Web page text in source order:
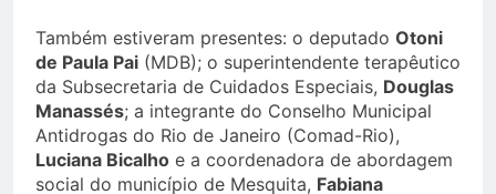
Também estiveram presentes: o deputado Otoni
de Paula Pai (MDB); o superintendente terapêutico
da Subsecretaria de Cuidados Especiais, Douglas
Manassés; a integrante do Conselho Municipal
Antidrogas do Rio de Janeiro (Comad-Rio),
Luciana Bicalho e a coordenadora de abordagem
social do município de Mesquita, Fabiana